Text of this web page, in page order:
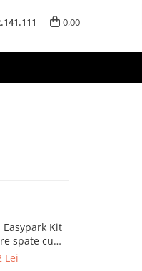
0,00
Easypark Kit
spate cu
display )
Lei